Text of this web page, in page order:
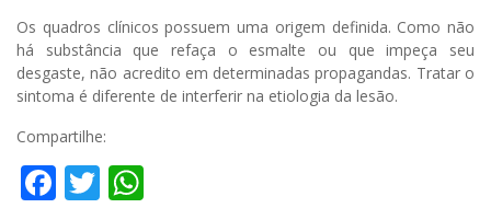
Os quadros clínicos possuem uma origem definida. Como não
há substância que refaça o esmalte ou que impeça seu
desgaste, não acredito em determinadas propagandas. Tratar o
sintoma é diferente de interferir na etiologia da lesão.
Compartilhe:
Facebook
Twitter